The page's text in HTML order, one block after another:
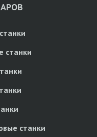
станки
станки